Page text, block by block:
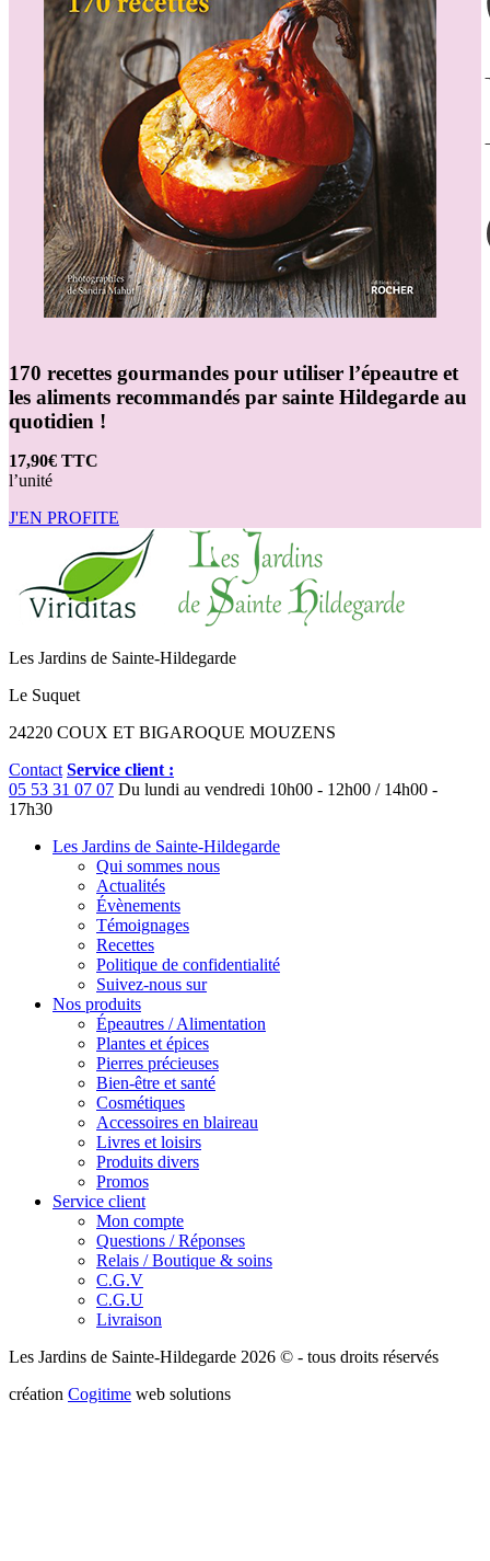
170 recettes gourmandes pour utiliser l’épeautre et
les aliments recommandés par sainte Hildegarde au
quotidien !
17,90€ TTC
l’unité
J'EN PROFITE
Les Jardins de Sainte-Hildegarde
Le Suquet
24220 COUX ET BIGAROQUE MOUZENS
Contact Service client :
05 53 31 07 07 Du lundi au vendredi 10h00 - 12h00 / 14h00 -
17h30
Les Jardins de Sainte-Hildegarde
Qui sommes nous
Actualités
Évènements
Témoignages
Recettes
Politique de confidentialité
Suivez-nous sur
Nos produits
Épeautres / Alimentation
Plantes et épices
Pierres précieuses
Bien-être et santé
Cosmétiques
Accessoires en blaireau
Livres et loisirs
Produits divers
Promos
Service client
Mon compte
Questions / Réponses
Relais / Boutique & soins
C.G.V
C.G.U
Livraison
Les Jardins de Sainte-Hildegarde 2026 © - tous droits réservés
création Cogitime web solutions